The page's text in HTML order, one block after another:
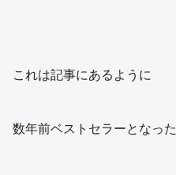
これは記事にあるように
数年前ベストセラーとなった